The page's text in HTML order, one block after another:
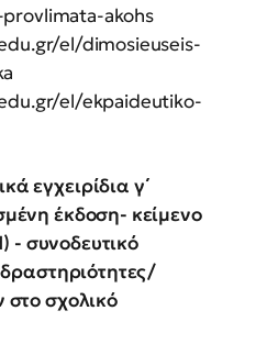
akohs
el/dimosieuseis-
el/ekpaideutiko-
εγχειρίδια γ΄
έκδοση- κείμενο
- συνοδευτικό
σχολικό